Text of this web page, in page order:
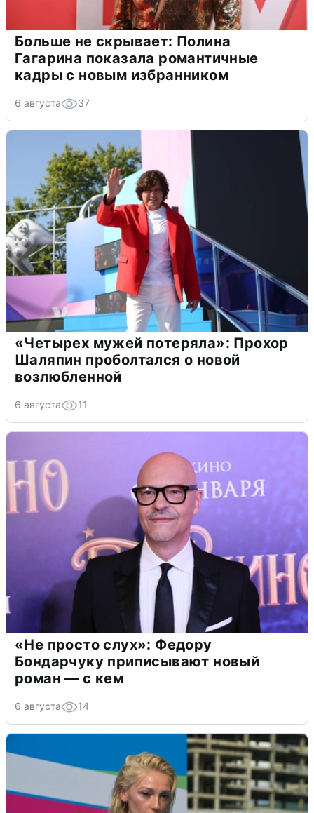
Больше не скрывает: Полина
Гагарина показала романтичные
кадры с новым избранником
6 августа 37
«Четырех мужей потеряла»: Прохор
Шаляпин проболтался о новой
возлюбленной
6 августа 11
«Не просто слух»: Федору
Бондарчуку приписывают новый
роман — с кем
6 августа 14